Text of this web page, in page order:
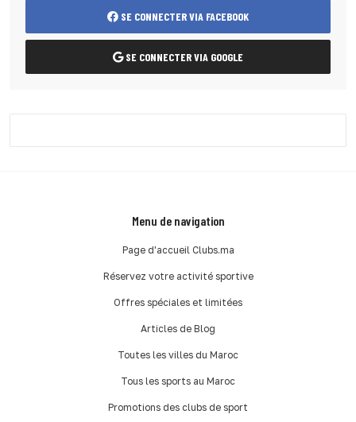
SE CONNECTER VIA FACEBOOK
SE CONNECTER VIA GOOGLE
Menu de navigation
Page d'accueil Clubs.ma
Réservez votre activité sportive
Offres spéciales et limitées
Articles de Blog
Toutes les villes du Maroc
Tous les sports au Maroc
Promotions des clubs de sport